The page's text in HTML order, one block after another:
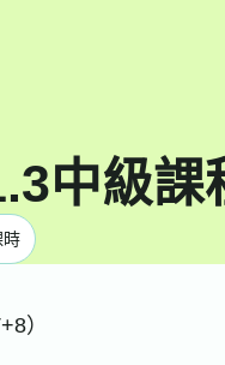
中級課
時
）